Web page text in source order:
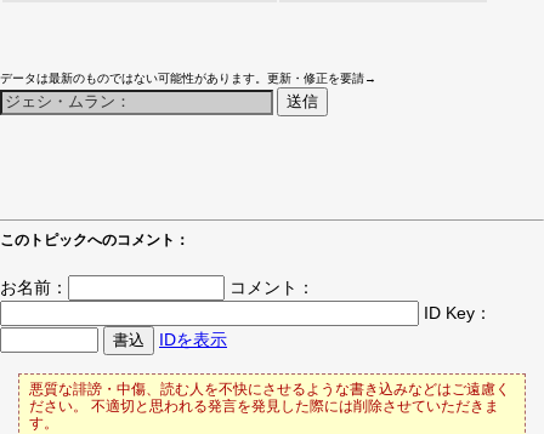
データは最新のものではない可能性があります。更新・修正を要請→
このトピックへのコメント：
お名前：
コメント：
ID Key：
IDを表示
悪質な誹謗・中傷、読む人を不快にさせるような書き込みなどはご遠慮く
ださい。 不適切と思われる発言を発見した際には削除させていただきま
す。